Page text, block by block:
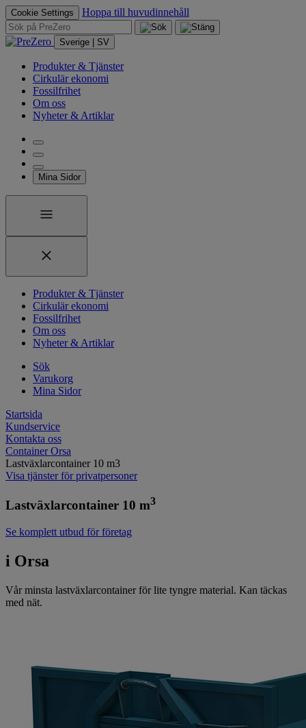
Cookie Settings Hoppa till huvudinnehåll
Sverige | SV
Produkter & Tjänster
Cirkulär ekonomi
Fossilfrihet
Om oss
Nyheter & Artiklar
Mina Sidor
Produkter & Tjänster
Cirkulär ekonomi
Fossilfrihet
Om oss
Nyheter & Artiklar
Sök
Varukorg
Mina Sidor
Startsida
Kundservice
Kontakta oss
Container Orsa
Lastväxlarcontainer 10 m3
Visa tjänster för privatpersoner
Lastväxlarcontainer 10 m3
Se komplett utbud för företag
i Orsa
Vår minsta lastväxlarcontainer för lite tyngre material. Kan täckas
med nät.